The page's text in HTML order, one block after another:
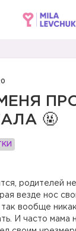
🤬
родителей
везде нос
так вообще
И часто мама